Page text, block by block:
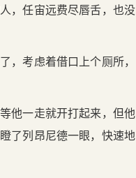
，任宙远费尽唇舌，也没
，考虑着借口上个厕所，
他一走就开打起来，但他
了列昂尼德一眼，快速地